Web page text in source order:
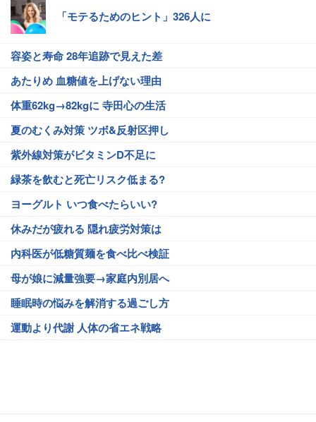
「モテるためのヒント」326人に
容姿と寿命 28年追跡で見えた差
あたりめ 血糖値を上げない理由
体重62kg→82kgに 寺田心の生活
夏のむくみ対策 ツボ&反射区押し
紫外線対策がビタミンD不足に
緑茶を飲むと死亡リスク低まる?
ヨーグルト いつ食べたらいい?
休みだが疲れる 隠れ疲労対策は
内科医が低糖質麺を食べ比べ検証
母が娘に減量強要→家庭内別居へ
睡眠時の悩みを解消する過ごし方
運動より代謝 人体の省エネ戦略